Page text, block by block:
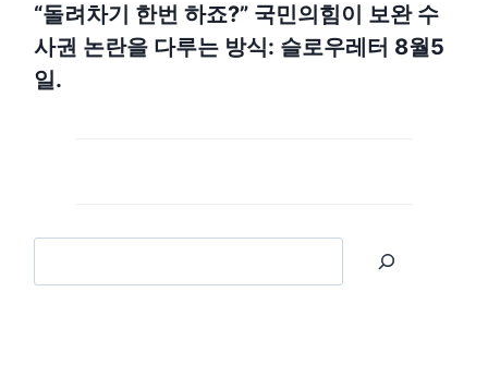
“돌려차기 한번 하죠?” 국민의힘이 보완 수
사권 논란을 다루는 방식: 슬로우레터 8월5
일.